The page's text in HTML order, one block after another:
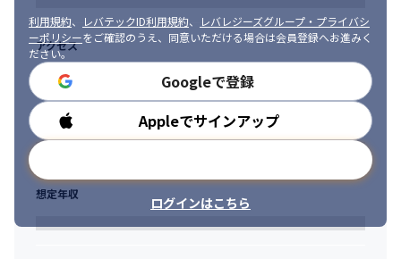
社員数が1000名以上の大手企業を中心にシステムを開発します。
利用規約、 レバテックID利用規約、
レバレジーズグループ・プライバシ
ーポリシーをご確認のうえ、同意いただける場合は会員登録へお進みく
ださい。
Googleで登録
Appleでサインアップ
ログインはこちら
アクセス
勤務時間
想定年収